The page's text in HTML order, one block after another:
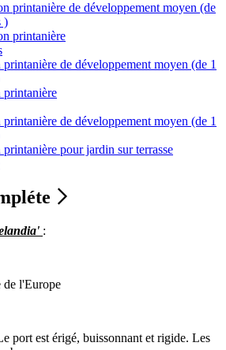
printanière de développement moyen (de
)
printanière
de développement moyen (de 1
printanière
de développement moyen (de 1
pour jardin sur terrasse
:
de l'Europe
port est érigé, buissonnant et rigide. Les